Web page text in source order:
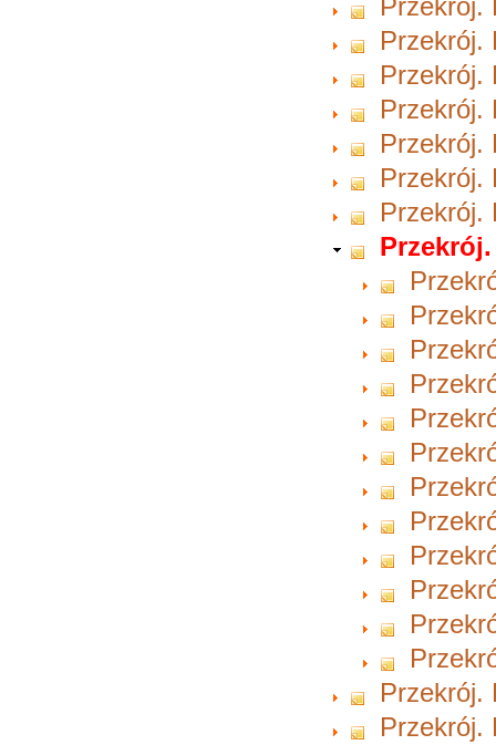
Przekrój.
Przekrój.
Przekrój.
Przekrój.
Przekrój.
Przekrój.
Przekrój.
Przekrój.
Przekrój.
Przekrój.